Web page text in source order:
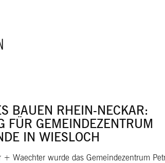
BAUEN RHEIN-NECKAR:
FÜR GEMEINDEZENTRUM
IN WIESLOCH
+ Waechter wurde das Gemeindezentrum